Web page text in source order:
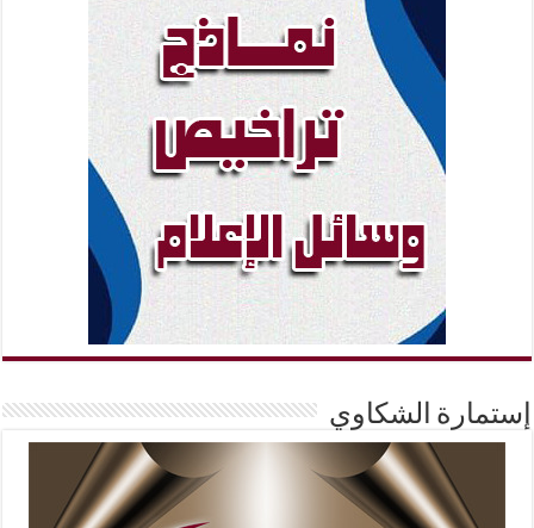
إستمارة الشكاوي